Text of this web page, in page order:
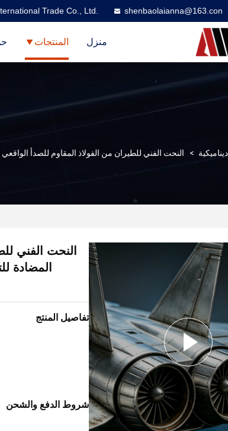
Trade Co., Ltd. shenbaolaianna@163.con
منزل المنتجات
> النحت الفني للطيران من الفولاذ المقاوم للصدأ الواقعي
النحت الفني
المضادة
تفاصيل المنتج
شروط الدفع والشحن